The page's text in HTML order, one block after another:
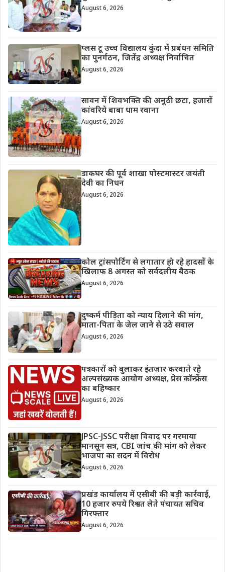
August 6, 2026
प्लस टू उच्च विद्यालय कुंदा में प्रबंधन समिति
का पुनर्गठन, जितेंद्र अध्यक्ष निर्वाचित
August 6, 2026
सावन में शिवभक्ति की अनूठी छटा, हजारों
कांवरिये बाबा धाम रवाना
August 6, 2026
डाकघर की पूर्व शाखा पोस्टमास्टर जयंती
देवी का निधन
August 6, 2026
कोल ट्रांसपोर्टिंग से लगातार हो रहे हादसों के
खिलाफ 8 अगस्त को सर्वदलीय बैठक
August 6, 2026
दुष्कर्म पीड़िता को न्याय दिलाने की मांग,
माता-पिता के जेल जाने से उठे सवाल
August 6, 2026
पत्रकारों को बुलाकर इंतजार करवाते रहे
अल्पसंख्यक आयोग अध्यक्ष, प्रेस कॉन्फ्रेंस
का बहिष्कार
August 6, 2026
JPSC-JSSC परीक्षा विवाद पर गरमाया
मानसून सत्र, CBI जांच की मांग को लेकर
भाजपा का सदन में विरोध
August 6, 2026
प्रखंड कार्यालय में एसीबी की बड़ी कार्रवाई,
10 हजार रुपये रिश्वत लेते पंचायत सचिव
गिरफ्तार
August 6, 2026